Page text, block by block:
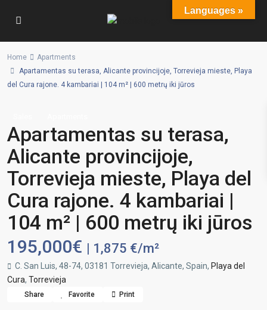
Home
Apartments
Apartamentas su terasa, Alicante provincijoje, Torrevieja mieste, Playa
del Cura rajone. 4 kambariai | 104 m² | 600 metrų iki jūros
Apartamentas su terasa,
Alicante provincijoje,
Torrevieja mieste, Playa del
Cura rajone. 4 kambariai |
104 m² | 600 metrų iki jūros
195,000€ | 1,875 €/m²
C. San Luis, 48-74, 03181 Torrevieja, Alicante, Spain, Playa del
Cura, Torrevieja
Share Favorite Print
Languages »